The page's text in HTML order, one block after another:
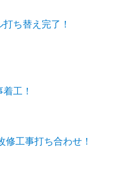
ち替え完了！
工！
工事打ち合わせ！